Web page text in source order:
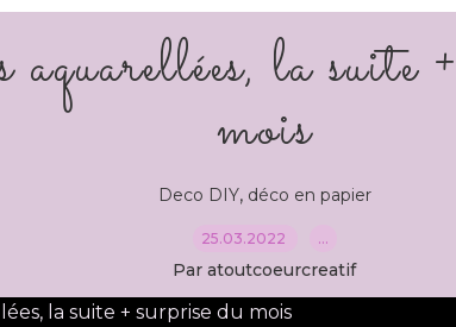
la suite
mois
Deco DIY, déco en papier
25.03.2022 …
Par atoutcoeurcreatif